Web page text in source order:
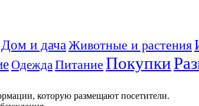
Дом и дача Животные и растения
Одежда Питание Покупки
которую размещают посетители.